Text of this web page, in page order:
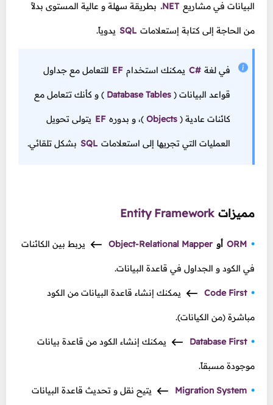
البيانات في مشاريع .NET بطريقة سهلة و عالية المستوى بدلاً
من الحاجة إلى كتابة إستعلامات SQL يدوياً.
في لغة C# يمكنك استخدام EF للتعامل مع جداول
قواعد البيانات (
Database Tables
) و كأنك تتعامل مع
كائنات عادية (
Objects )، و بدوره EF يتولى تحويل
العمليات التي تجريها إلى استعلامات SQL بشكل تلقائي.
مميزات Entity Framework
ORM أو Object-Relational Mapper يربط بين الكائنات
في الكود و الجداول في قاعدة البيانات.
Code First يمكنك إنشاء قاعدة البيانات من الكود
مباشرة (من الكيانات).
Database First يمكنك إنشاء الكود من قاعدة بيانات
موجودة مسبقاً.
Migration System يتيح نقل و تحديث قاعدة البيانات